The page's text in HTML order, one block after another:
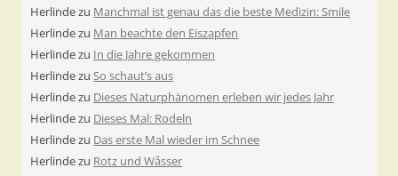
Herlindezu Manchmal ist genau das die beste Medizin: Smile
Herlindezu Man beachte den Eiszapfen
Herlindezu In die Jahre gekommen
Herlindezu So schaut’s aus
Herlindezu Dieses Naturphänomen erleben wir jedes Jahr
Herlindezu Dieses Mal: Rodeln
Herlindezu Das erste Mal wieder im Schnee
Herlindezu Rotz und Wåsser